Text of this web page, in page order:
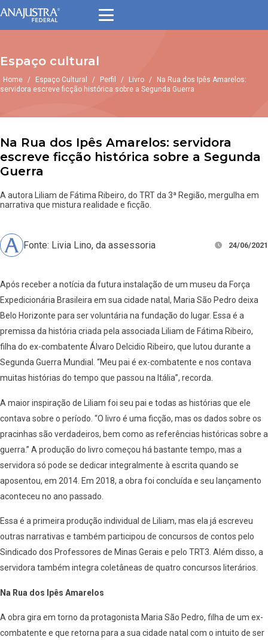
Espaço cultural
Home / Espaço Cultural / Perfil / Livro /
Na Rua dos Ipês Amarelos:
servidora escreve ficção histórica sobre a Segunda Guerra
Na Rua dos Ipês Amarelos: servidora
escreve ficção histórica sobre a Segunda
Guerra
A autora Liliam de Fátima Ribeiro, do TRT da 3ª Região, mergulha em
narrativa que mistura realidade e ficção.
Fonte: Livia Lino, da assessoria 24/06/2021
Após receber a notícia da futura instalação de um museu da Força
Expedicionária Brasileira em sua cidade natal, Maria São Pedro deixa
Belo Horizonte para ser voluntária na fundação do lugar. Essa é a
premissa da história criada pela associada Liliam de Fátima Ribeiro,
filha do ex-combatente Álvaro Delcidio Ribeiro, que lutou durante a
Segunda Guerra Mundial. “Meu pai é ex-combatente e nos contava
muitas histórias do tempo que passou na Itália”, recorda.
A maior inspiração de Liliam foi seu pai e todas as histórias que ele
contava sobre o período. “O livro é uma ficção, mas os dados sobre os
pracinhas são verdadeiros, bem como as referências históricas sobre a
guerra.” A produção do livro começou há bastante tempo, mas a
servidora só pode se dedicar integralmente à escrita quando se
aposentou, em 2014. Em 2018, a obra foi concluída e seu lançamento
aconteceu no ano passado.
Essa é a primeira produção individual de Liliam, mas ela já escreveu
outras narrativas e também participou de concursos de contos pelo
Sindicado dos Professores de Minas Gerais e pelo TRT3. Além disso, a
servidora também integra coletâneas de quatro concursos literários.
Na Rua dos Ipês Amarelos
A obra gira em torno da protagonista Maria São Pedro, filha de um ex-
combatente e que retorna para a sua cidade natal com o intuito de ser